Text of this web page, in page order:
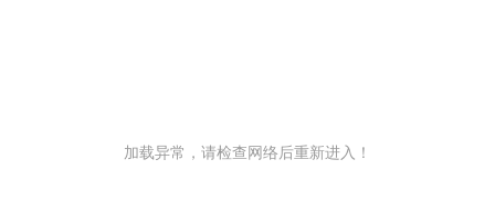
加载异常，请检查网络后重新进入！